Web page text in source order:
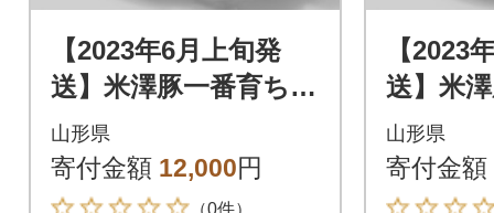
【2023年6月上旬発
送】米澤豚一番育ち
【豚ロース味噌漬10
枚】
山形県
寄付金額 12,000円
【2023
送】米
【豚ロ
枚】
山形県
寄付金額